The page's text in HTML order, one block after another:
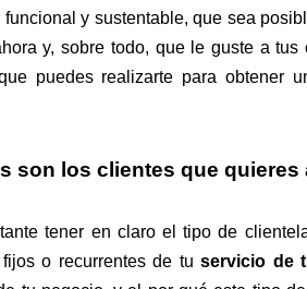
funcional y sustentable, que sea
y, sobre todo, que le guste a
puedes realizarte para obtener
son los clientes que quieres
tener en claro el tipo de
o recurrentes de tu servicio de